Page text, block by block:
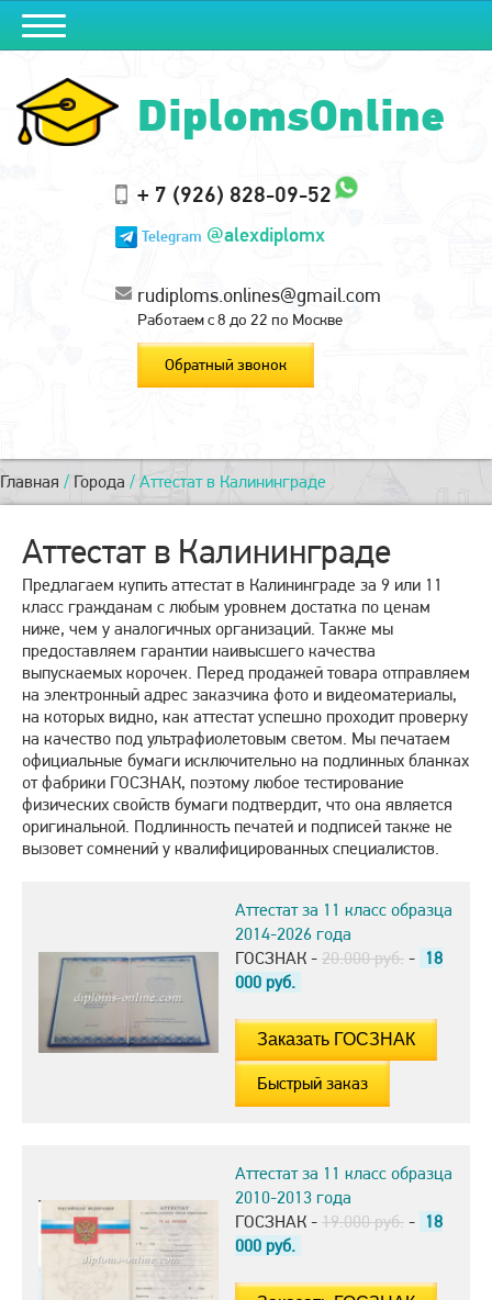
DiplomsOnline
+ 7 (926) 828-09-52
Telegram @alexdiplomx
rudiploms.onlines@gmail.com
Работаем с 8 до 22 по Москве
Обратный звонок
Главная / Города / Аттестат в Калининграде
Аттестат в Калининграде
Предлагаем купить аттестат в Калининграде за 9 или 11
класс гражданам с любым уровнем достатка по ценам
ниже, чем у аналогичных организаций. Также мы
предоставляем гарантии наивысшего качества
выпускаемых корочек. Перед продажей товара отправляем
на электронный адрес заказчика фото и видеоматериалы,
на которых видно, как аттестат успешно проходит проверку
на качество под ультрафиолетовым светом. Мы печатаем
официальные бумаги исключительно на подлинных бланках
от фабрики ГОСЗНАК, поэтому любое тестирование
физических свойств бумаги подтвердит, что она является
оригинальной. Подлинность печатей и подписей также не
вызовет сомнений у квалифицированных специалистов.
Аттестат за 11 класс образца
2014-2026 года
ГОСЗНАК - 20.000 руб. - 18
000 руб.
Быстрый заказ
Аттестат за 11 класс образца
2010-2013 года
ГОСЗНАК - 19.000 руб. - 18
000 руб.